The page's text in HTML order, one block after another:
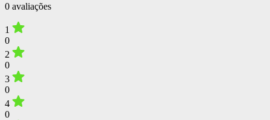
0 avaliações
1
0
2
0
3
0
4
0